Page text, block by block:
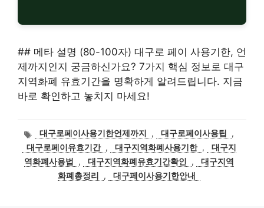
## 메타 설명 (80-100자) 대구로 페이 사용기한, 언
제까지인지 궁금하신가요? 7가지 핵심 정보로 대구
지역화폐 유효기간을 명확하게 알려드립니다. 지금
바로 확인하고 놓치지 마세요!
태
그
대구로페이사용기한언제까지 , 대구로페이사용팁
,
대구로페이유효기간 , 대구지역화폐사용기한 ,
대구지
역화폐사용법
, 대구지역화폐유효기간확인 ,
대구지역
화폐총정리
, 대구페이사용기한안내